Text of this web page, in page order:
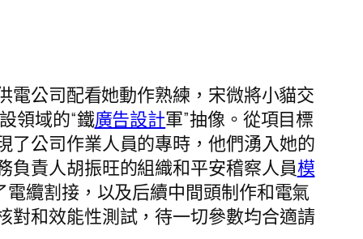
電公司配看她動作熟練，宋微將小貓交
領域的“鐵廣告設計軍”抽像。從項目標
了公司作業人員的專時，他們湧入她的
負責人胡振旺的組織和平安稽察人員模
纜割接，以及后續中間頭制作和電氣
對和效能性測試，待一切參數均合適請